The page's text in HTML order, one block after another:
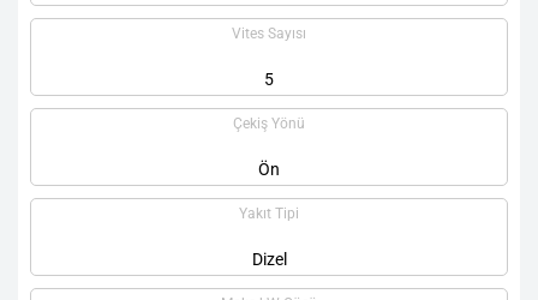
Vites Sayısı
5
Çekiş Yönü
Ön
Yakıt Tipi
Dizel